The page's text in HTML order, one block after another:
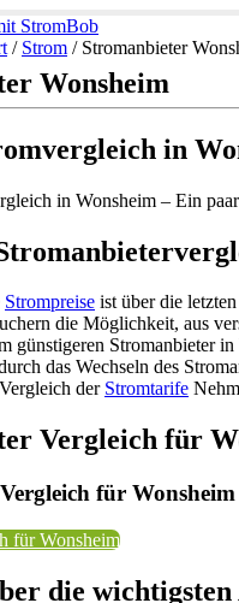
/ Strom / Stromanbieter
Wonsheim
in
in Wonsheim – Ein
Strompreise ist über die
die Möglichkeit, aus
günstigeren Stromanbieter
das Wechseln des
der Stromtarife
Vergleich für
für
für Wonsheim
die